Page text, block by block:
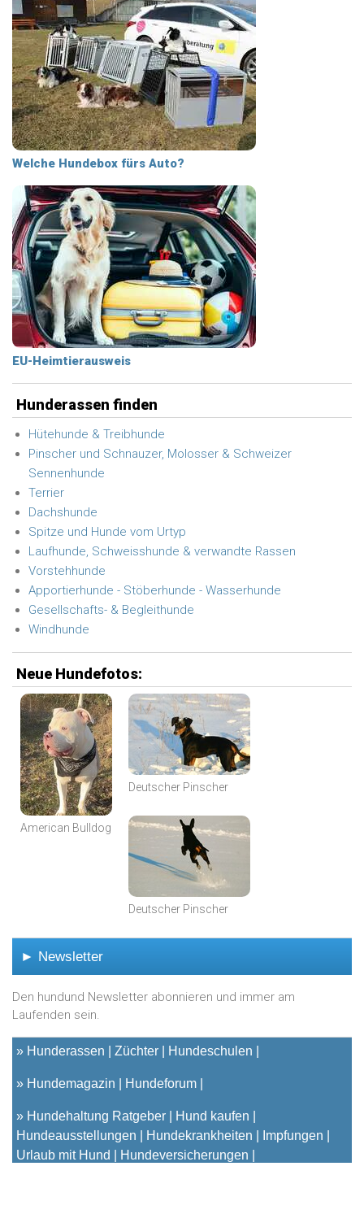
Welche Hundebox fürs Auto?
EU-Heimtierausweis
Hunderassen finden
Hütehunde & Treibhunde
Pinscher und Schnauzer, Molosser & Schweizer
Sennenhunde
Terrier
Dachshunde
Spitze und Hunde vom Urtyp
Laufhunde, Schweisshunde & verwandte Rassen
Vorstehhunde
Apportierhunde - Stöberhunde - Wasserhunde
Gesellschafts- & Begleithunde
Windhunde
Neue Hundefotos:
American Bulldog
Deutscher Pinscher
Deutscher Pinscher
► Newsletter
Den hundund Newsletter abonnieren und immer am
Laufenden sein.
» Hunderassen Züchter Hundeschulen
» Hundemagazin Hundeforum
» Hundehaltung Ratgeber
Hund kaufen
Hundeausstellungen
Hundekrankheiten
Impfungen
Urlaub mit Hund
Hundeversicherungen